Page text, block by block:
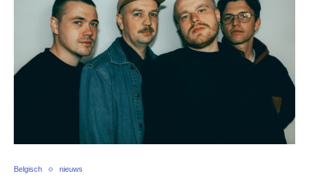
Belgisch nieuws